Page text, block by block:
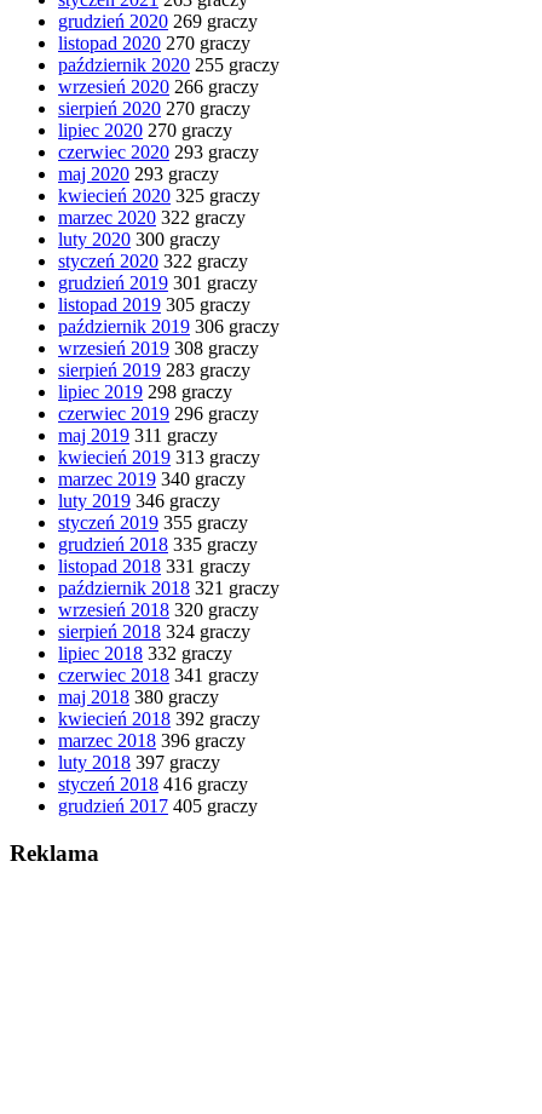
grudzień 2020 269 graczy
listopad 2020 270 graczy
październik 2020 255 graczy
wrzesień 2020 266 graczy
sierpień 2020 270 graczy
lipiec 2020 270 graczy
czerwiec 2020 293 graczy
maj 2020 293 graczy
kwiecień 2020 325 graczy
marzec 2020 322 graczy
luty 2020 300 graczy
styczeń 2020 322 graczy
grudzień 2019 301 graczy
listopad 2019 305 graczy
październik 2019 306 graczy
wrzesień 2019 308 graczy
sierpień 2019 283 graczy
lipiec 2019 298 graczy
czerwiec 2019 296 graczy
maj 2019 311 graczy
kwiecień 2019 313 graczy
marzec 2019 340 graczy
luty 2019 346 graczy
styczeń 2019 355 graczy
grudzień 2018 335 graczy
listopad 2018 331 graczy
październik 2018 321 graczy
wrzesień 2018 320 graczy
sierpień 2018 324 graczy
lipiec 2018 332 graczy
czerwiec 2018 341 graczy
maj 2018 380 graczy
kwiecień 2018 392 graczy
marzec 2018 396 graczy
luty 2018 397 graczy
styczeń 2018 416 graczy
grudzień 2017 405 graczy
Reklama